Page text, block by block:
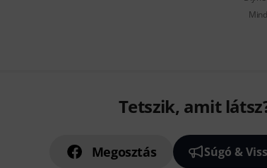
Tetszik, amit
Megosztás Súgó &